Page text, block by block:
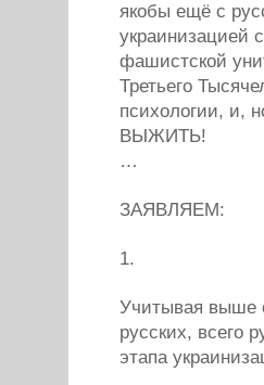
якобы ещё с
украинизацией
фашистской
Третьего
психологии, и,
ВЫЖИТЬ!
…
ЗАЯВЛЯЕМ:
1.
Учитывая выше
русских, всего
этапа